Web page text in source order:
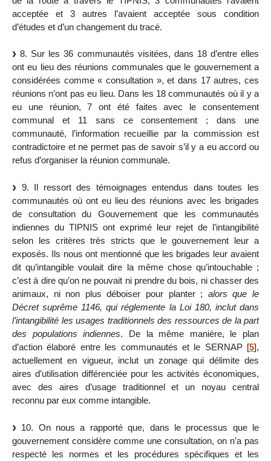
acceptée et 3 autres l’avaient acceptée sous condition
d’études et d’un changement du tracé.
8. Sur les 36 communautés visitées, dans 18 d’entre elles
ont eu lieu des réunions communales que le gouvernement a
considérées comme « consultation », et dans 17 autres, ces
réunions n’ont pas eu lieu. Dans les 18 communautés où il y a
eu une réunion, 7 ont été faites avec le consentement
communal et 11 sans ce consentement ; dans une
communauté, l’information recueillie par la commission est
contradictoire et ne permet pas de savoir s’il y a eu accord ou
refus d’organiser la réunion communale.
9. Il ressort des témoignages entendus dans toutes les
communautés où ont eu lieu des réunions avec les brigades
de consultation du Gouvernement que les communautés
indiennes du TIPNIS ont exprimé leur rejet de l’intangibilité
selon les critères très stricts que le gouvernement leur a
exposés. Ils nous ont mentionné que les brigades leur avaient
dit qu’intangible voulait dire la même chose qu’intouchable ;
c’est à dire qu’on ne pouvait ni prendre du bois, ni chasser des
animaux, ni non plus déboiser pour planter ; alors que le
Décret suprême 1146, qui réglemente la Loi 180, inclut dans
l’intangibilité les usages traditionnels des ressources de la part
des populations indiennes. De la même manière, le plan
d’action élaboré entre les communautés et le SERNAP[5],
actuellement en vigueur, inclut un zonage qui délimite des
aires d’utilisation différenciée pour les activités économiques,
avec des aires d’usage traditionnel et un noyau central
reconnu par eux comme intangible.
10. On nous a rapporté que, dans le processus que le
gouvernement considère comme une consultation, on n’a pas
respecté les normes et les procédures spécifiques et les